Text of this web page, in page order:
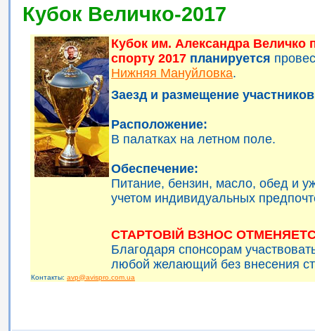
Кубок Величко-2017
Кубок им. Александра Величко
спорту 2017 планируется
Нижняя Мануйловка.
Заезд и размещение
Расположение:
В палатках на летном поле.
Обеспечение:
Питание, бензин, масло, обед и
учетом индивидуальных
СТАРТОВІЙ ВЗНОС
Благодаря спонсорам
любой желающий без внесения
Контакты: avp@avispro.com.ua